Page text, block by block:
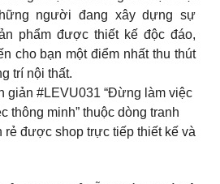
người đang xây dựng sự
phẩm được thiết kế độc đáo,
cho bạn một điểm nhất thu thút
trí nội thất.
giản #LEVU031 “Đừng làm việc
thông minh” thuộc dòng tranh
rẻ được shop trực tiếp thiết kế và